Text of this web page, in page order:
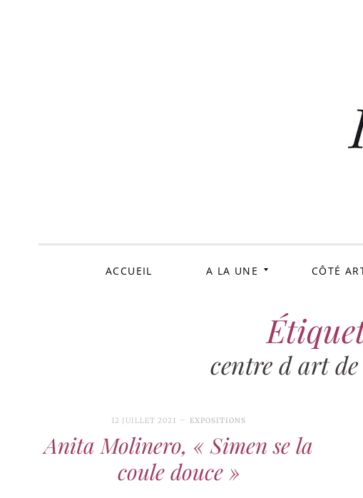
ACCUEIL A LA UNE CÔTÉ
centre d art
12 JUILLET 2021 EXPOSITIONS
Anita Molinero, « Simen se la
coule douce »